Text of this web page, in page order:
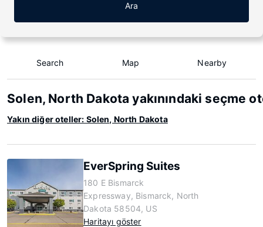
Ara
Search Map Nearby
Solen, North Dakota yakınındaki seçme
Yakın diğer oteller: Solen, North Dakota
EverSpring Suites
180 E Bismarck
Expressway, Bismarck, North
Dakota 58504, US
Haritayı göster